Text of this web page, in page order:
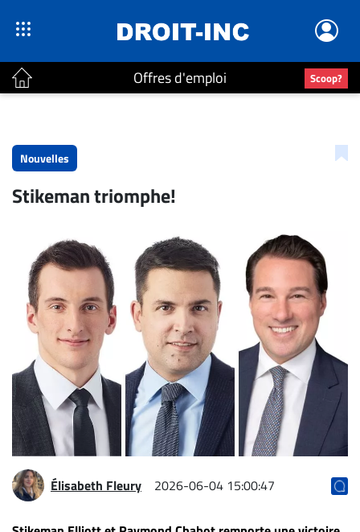
Offres d'emploi Scoop?
Accueil
Continu
Bureaux
Conseillers
Juridiques
Campus
Carrière
Archives
CARRIÈRE
ET
EMPLOIS
AVOCATS
ET
Nouvelles
Stikeman triomphe!
Élisabeth Fleury 2026-06-04 15:00:47